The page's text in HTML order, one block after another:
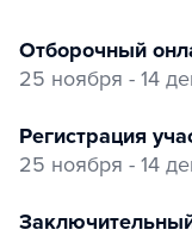
отборочный
25 ноября - 14
регистрация
25 ноября - 14